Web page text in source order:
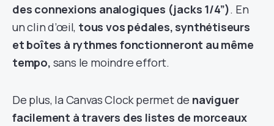
des connexions analogiques (jacks 1/4”). En
un clin d’œil, tous vos pédales, synthétiseurs
et boîtes à rythmes fonctionneront au même
tempo, sans le moindre effort.
De plus, la Canvas Clock permet de naviguer
facilement à travers des listes de morceaux